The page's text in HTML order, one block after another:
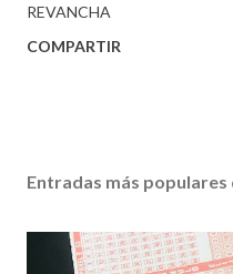
REVANCHA
COMPARTIR
Entradas más populares